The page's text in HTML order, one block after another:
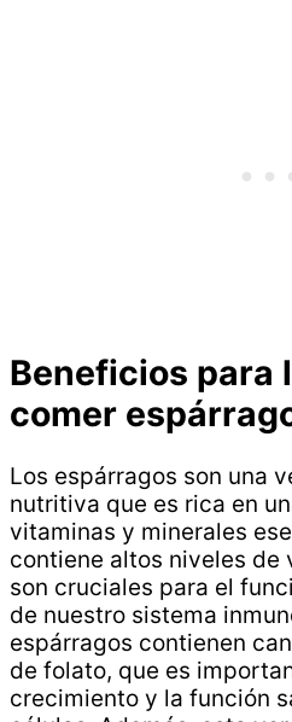
Beneficios para
comer
Los espárragos son una
nutritiva que es rica en
vitaminas y minerales
contiene altos niveles de
son cruciales para el
de nuestro sistema
espárragos contienen
de folato, que es
crecimiento y la función